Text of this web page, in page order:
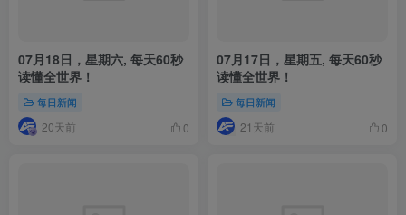
07月18日，星期六, 每天60秒
读懂全世界！
每日新闻
20天前 0
07月17日，星期五, 每天60秒
读懂全世界！
每日新闻
21天前 0